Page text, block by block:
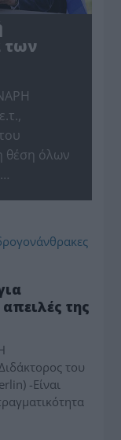
των
θέση όλων
της
του
-Είναι